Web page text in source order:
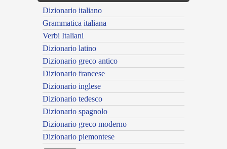
Dizionario italiano
Grammatica italiana
Verbi Italiani
Dizionario latino
Dizionario greco antico
Dizionario francese
Dizionario inglese
Dizionario tedesco
Dizionario spagnolo
Dizionario greco moderno
Dizionario piemontese